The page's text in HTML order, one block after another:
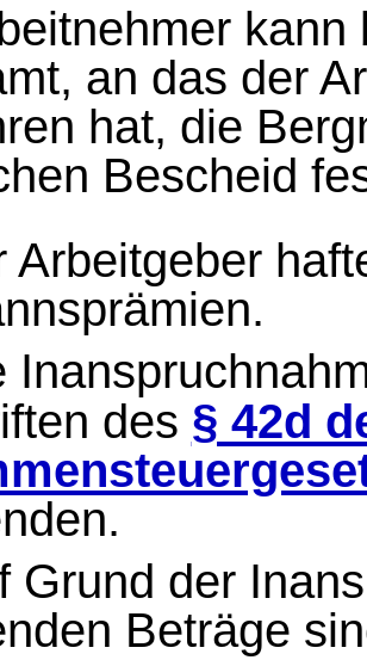
an das der
hat, die
Bescheid
Arbeitgeber
des § 42d
Grund der
Beträge